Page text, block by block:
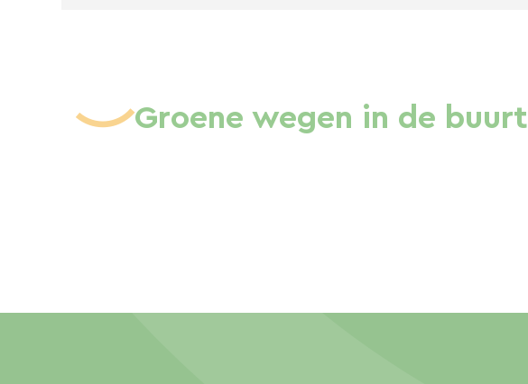
Groene wegen in de buurt